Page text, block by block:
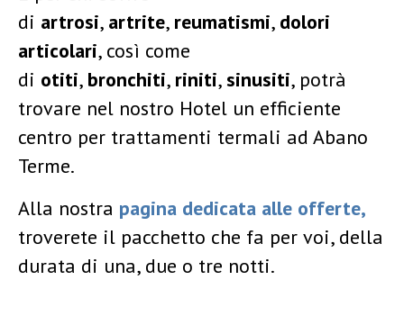
di artrosi, artrite, reumatismi, dolori
articolari, così come
di otiti, bronchiti, riniti, sinusiti, potrà
trovare nel nostro Hotel un efficiente
centro per trattamenti termali ad Abano
Terme.
Alla nostra pagina dedicata alle offerte,
troverete il pacchetto che fa per voi, della
durata di una, due o tre notti.